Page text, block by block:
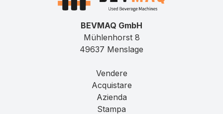
BEVMAQ GmbH
Mühlenhorst 8
49637 Menslage
Vendere
Acquistare
Azienda
Stampa